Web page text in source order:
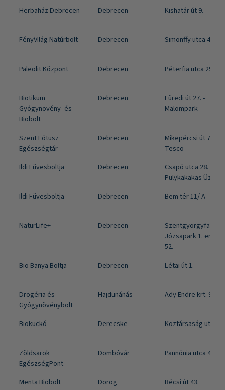
Herbaház Debrecen Debrecen Kishatár út 9.
FényVilág Natúrbolt Debrecen Simonffy utca 4-6.
Paleolit Központ Debrecen Péterfia utca 29.
Biotikum
Gyógynövény- és
Biobolt
Debrecen
Füredi út 27. -
Malompark
Szent Lótusz
Egészségtár
Debrecen
Mikepércsi út 73/A -
Tesco
Ildi Füvesboltja
Debrecen
Csapó utca 28. -
Pulykakakas
Ildi Füvesboltja
Debrecen Bem tér 11/ A
NaturLife+ Debrecen
Szentgyörgyfalvi út
Józsapark 1.
52.
Bio Banya Boltja
Debrecen Létai út 1.
Drogéria és
Gyógynövénybolt
Hajdunánás Ady Endre krt. 9
Biokuckó Derecske Köztársaság utca
Zöldsarok
EgészségPont
Dombóvár Pannónia utca 46.
Menta Biobolt Dorog Bécsi út 43.